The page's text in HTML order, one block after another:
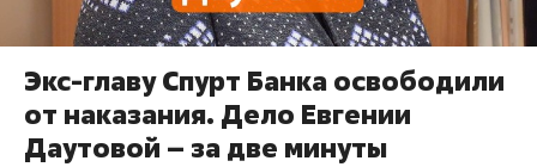
Экс-главу Спурт Банка освободили
от наказания. Дело Евгении
Даутовой – за две минуты